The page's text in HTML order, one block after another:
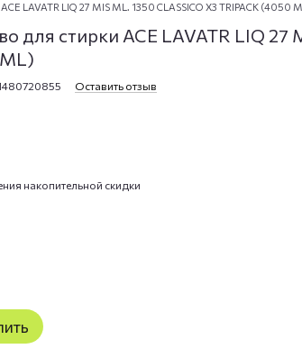
LAVATR LIQ 27 MIS ML. 1350 CLASSICO X3 TRIPACK (4050
для стирки ACE LAVATR LIQ 27
Оставить отзыв
накопительной скидки